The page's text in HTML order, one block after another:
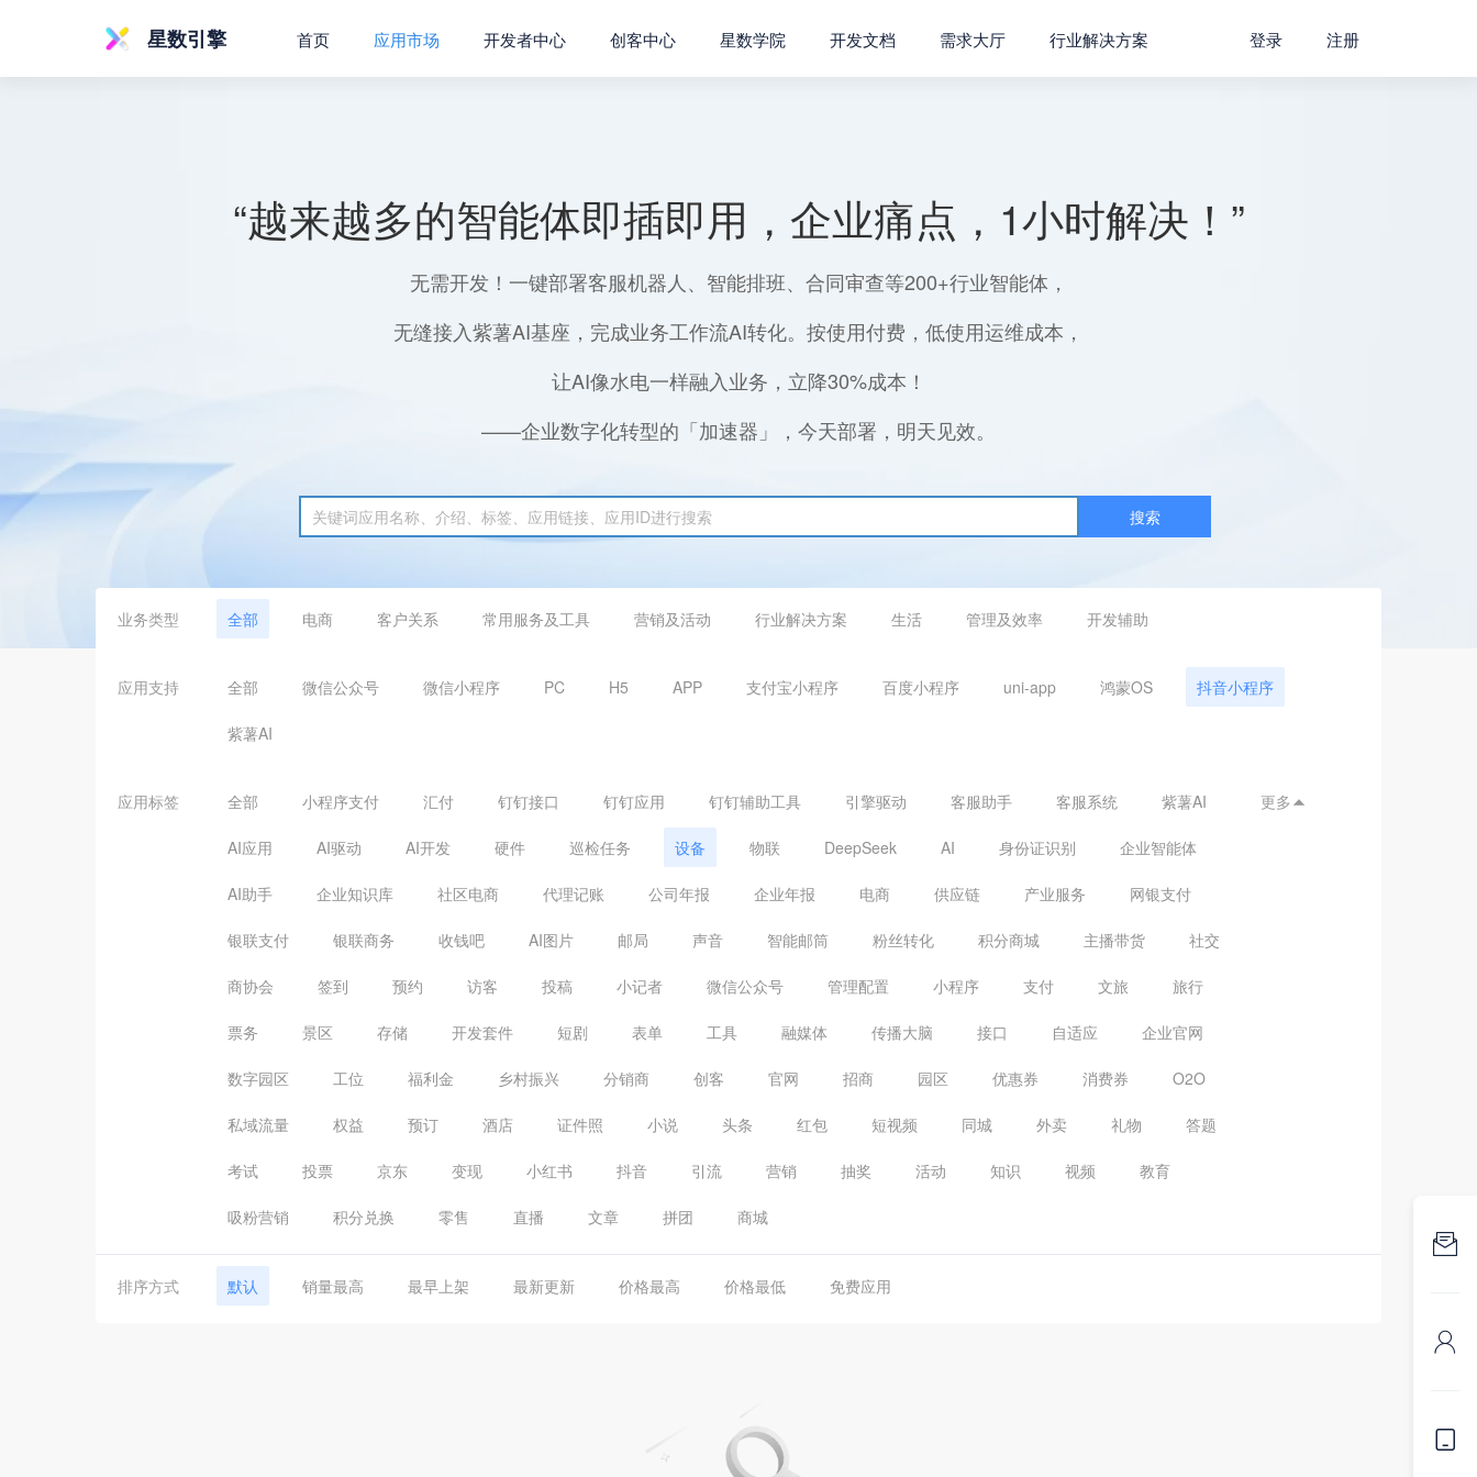
星数引擎 首页 应用市场 开发者中心 创客中心 星数学院 开发文档 需求大厅 行业解决方案 登录 注册
“越来越多的智能体即插即用，企业痛点，1小时解决！”
无需开发！一键部署客服机器人、智能排班、合同审查等200+行业智能体，
无缝接入紫薯AI基座，完成业务工作流AI转化。按使用付费，低使用运维成本，
让AI像水电一样融入业务，立降30%成本！
——企业数字化转型的「加速器」，今天部署，明天见效。
搜索
业务类型 全部 电商 客户关系 常用服务及工具 营销及活动 行业解决方案 生活 管理及效率 开发辅助
应用支持 全部 微信公众号 微信小程序 PC H5 APP 支付宝小程序 百度小程序 uni-app 鸿蒙OS 抖音小程序
紫薯AI
应用标签 全部 小程序支付 汇付 钉钉接口 钉钉应用 钉钉辅助工具 引擎驱动 客服助手 客服系统 紫薯AI
AI应用 AI驱动 AI开发 硬件 巡检任务 设备 物联 DeepSeek AI 身份证识别 企业智能体
AI助手 企业知识库 社区电商 代理记账 公司年报 企业年报 电商 供应链 产业服务 网银支付
银联支付 银联商务 收钱吧 AI图片 邮局 声音 智能邮筒 粉丝转化 积分商城 主播带货 社交
商协会 签到 预约 访客 投稿 小记者 微信公众号 管理配置 小程序 支付 文旅 旅行
票务 景区 存储 开发套件 短剧 表单 工具 融媒体 传播大脑 接口 自适应 企业官网
数字园区 工位 福利金 乡村振兴 分销商 创客 官网 招商 园区 优惠券 消费券 O2O
私域流量 权益 预订 酒店 证件照 小说 头条 红包 短视频 同城 外卖 礼物 答题
考试 投票 京东 变现 小红书 抖音 引流 营销 抽奖 活动 知识 视频 教育
吸粉营销 积分兑换 零售 直播 文章 拼团 商城
更多 
排序方式 默认 销量最高 最早上架 最新更新 价格最高 价格最低 免费应用


